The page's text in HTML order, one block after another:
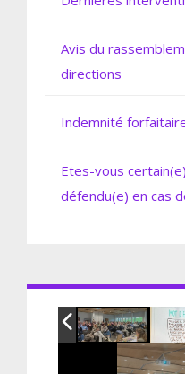
Avis du
directions
Indemnité
Etes-vous
défendu(e) en cas